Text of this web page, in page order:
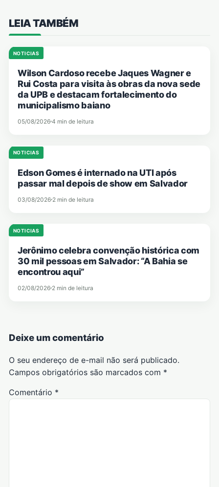
LEIA TAMBÉM
NOTICIAS
Wilson Cardoso recebe Jaques Wagner e
Rui Costa para visita às obras da nova sede
da UPB e destacam fortalecimento do
municipalismo baiano
05/08/2026 4 min de leitura
NOTICIAS
Edson Gomes é internado na UTI após
passar mal depois de show em Salvador
03/08/2026 2 min de leitura
NOTICIAS
Jerônimo celebra convenção histórica com
30 mil pessoas em Salvador: “A Bahia se
encontrou aqui”
02/08/2026 2 min de leitura
Deixe um comentário
O seu endereço de e-mail não será publicado.
Campos obrigatórios são marcados com *
Comentário *